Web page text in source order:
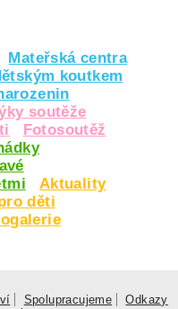
Mateřská centra
koutkem
soutěže
Fotosoutěž
Aktuality
děti
Spolupracujeme
Odkazy